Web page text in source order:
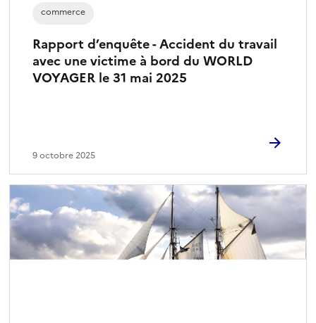
Rapport d’enquête - Accident du travail
avec une victime à bord du WORLD
VOYAGER le 31 mai 2025
commerce
9 octobre 2025